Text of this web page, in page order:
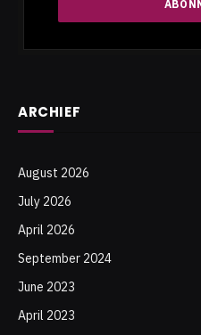
ARCHIEF
August 2026
July 2026
April 2026
September 2024
June 2023
April 2023